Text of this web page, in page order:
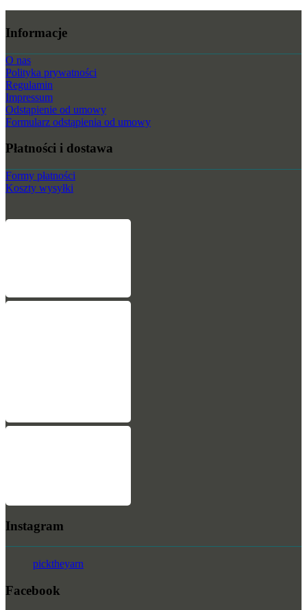
Informacje
O nas
Polityka prywatności
Regulamin
Impressum
Odstąpienie od umowy
Formularz odstąpienia od umowy
Płatności i dostawa
Formy płatności
Koszty wysyłki
Instagram
picktheyarn
Facebook